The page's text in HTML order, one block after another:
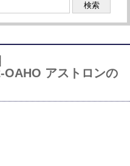
検索
OAHO アストロンの